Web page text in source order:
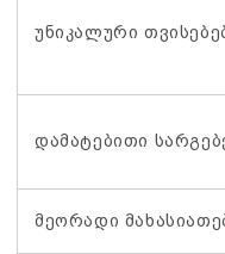
უნიკალური
დამატებითი
მეორადი